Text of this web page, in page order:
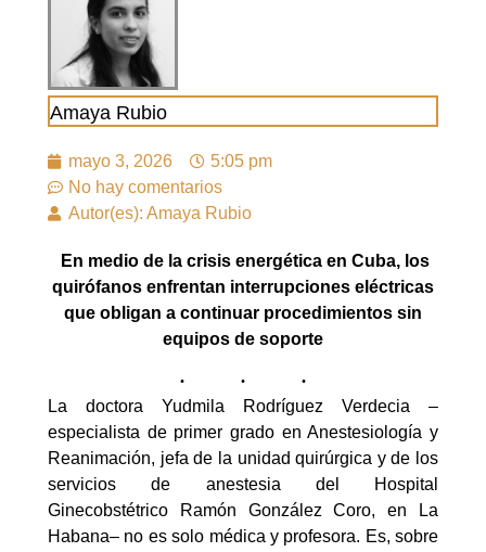
Amaya Rubio
mayo 3, 2026
5:05 pm
No hay comentarios
Autor(es): Amaya Rubio
En medio de la crisis energética en Cuba, los
quirófanos enfrentan interrupciones eléctricas
que obligan a continuar procedimientos sin
equipos de soporte
La doctora Yudmila Rodríguez Verdecia –
especialista de primer grado en Anestesiología y
Reanimación, jefa de la unidad quirúrgica y de los
servicios de anestesia del Hospital
Ginecobstétrico Ramón González Coro, en La
Habana– no es solo médica y profesora. Es, sobre